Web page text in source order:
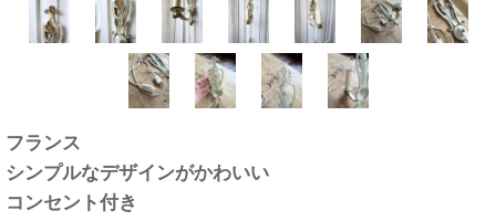
フランス
シンプルなデザインがかわいい
コンセント付き